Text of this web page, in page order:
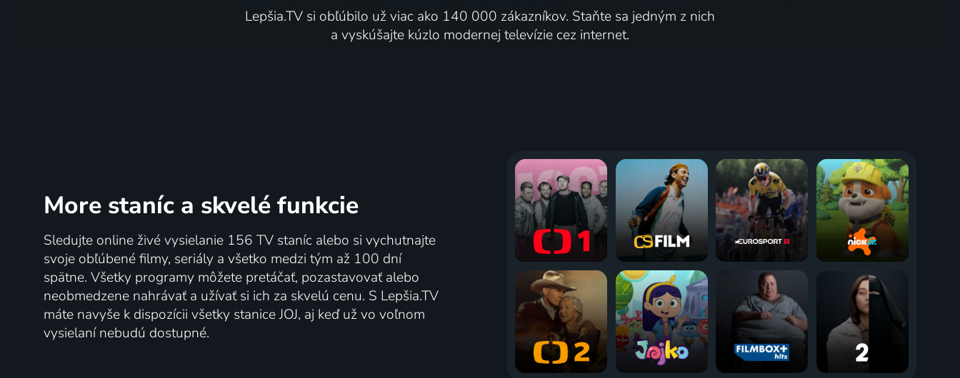
Lepšia.TV si obľúbilo už viac ako 140 000 zákazníkov. Staňte sa jedným z nich
a vyskúšajte kúzlo modernej televízie cez internet.
More staníc a skvelé funkcie
Sledujte online živé vysielanie 156 TV staníc alebo si vychutnajte
svoje obľúbené filmy, seriály a všetko medzi tým až 100 dní
spätne. Všetky programy môžete pretáčať, pozastavovať alebo
neobmedzene nahrávať a užívať si ich za skvelú cenu. S Lepšia.TV
máte navyše k dispozícii všetky stanice JOJ, aj keď už vo voľnom
vysielaní nebudú dostupné.